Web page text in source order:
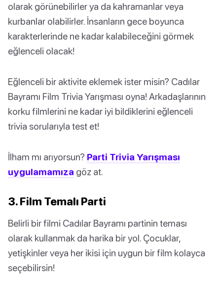
olarak görünebilirler ya da kahramanlar veya
kurbanlar olabilirler. İnsanların gece boyunca
karakterlerinde ne kadar kalabileceğini görmek
eğlenceli olacak!
Eğlenceli bir aktivite eklemek ister misin? Cadılar
Bayramı Film Trivia Yarışması oyna! Arkadaşlarının
korku filmlerini ne kadar iyi bildiklerini eğlenceli
trivia sorularıyla test et!
İlham mı arıyorsun? Parti Trivia Yarışması
uygulamamıza göz at.
3. Film Temalı Parti
Belirli bir filmi Cadılar Bayramı partinin teması
olarak kullanmak da harika bir yol. Çocuklar,
yetişkinler veya her ikisi için uygun bir film kolayca
seçebilirsin!